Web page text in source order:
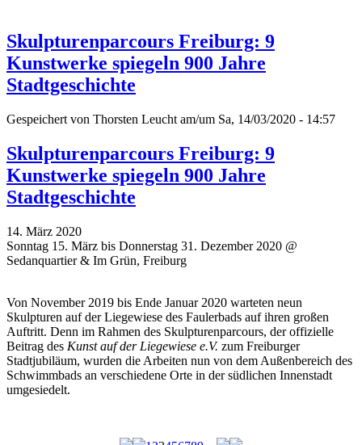
Skulpturenparcours Freiburg: 9
Kunstwerke spiegeln 900 Jahre
Stadtgeschichte
Gespeichert von Thorsten Leucht am/um Sa, 14/03/2020 - 14:57
Skulpturenparcours Freiburg: 9
Kunstwerke spiegeln 900 Jahre
Stadtgeschichte
14. März 2020
Sonntag 15. März bis Donnerstag 31. Dezember 2020 @
Sedanquartier & Im Grün, Freiburg
Von November 2019 bis Ende Januar 2020 warteten neun
Skulpturen auf der Liegewiese des Faulerbads auf ihren großen
Auftritt. Denn im Rahmen des Skulpturenparcours, der offizielle
Beitrag des Kunst auf der Liegewiese e.V. zum Freiburger
Stadtjubiläum, wurden die Arbeiten nun von dem Außenbereich des
Schwimmbads an verschiedene Orte in der südlichen Innenstadt
umgesiedelt.